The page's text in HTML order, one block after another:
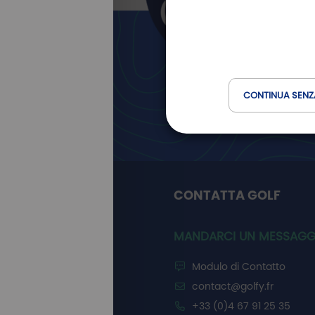
CONTINUA
Golfy
CONTATTA GOLF
MANDARCI UN
Modulo di Contatto
contact@golfy.fr
+33 (0)4 67 91 25 35